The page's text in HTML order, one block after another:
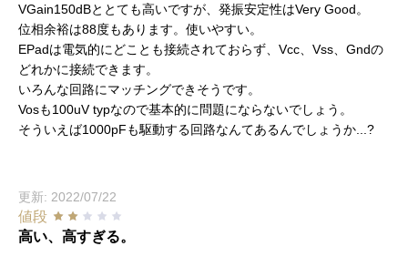
VGain150dBととても高いですが、発振安定性はVery Good。
位相余裕は88度もあります。使いやすい。
EPadは電気的にどことも接続されておらず、Vcc、Vss、Gndの
どれかに接続できます。
いろんな回路にマッチングできそうです。
Vosも100uV typなので基本的に問題にならないでしょう。
そういえば1000pFも駆動する回路なんてあるんでしょうか...?
更新: 2022/07/22
値段
高い、高すぎる。